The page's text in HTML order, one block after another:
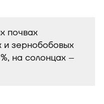
почвах
и зернобобовых
на солонцах –